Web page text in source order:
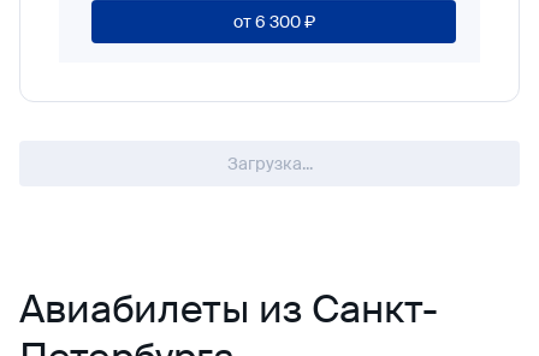
от6 300 ₽
Загрузка...
Авиабилеты из Санкт-